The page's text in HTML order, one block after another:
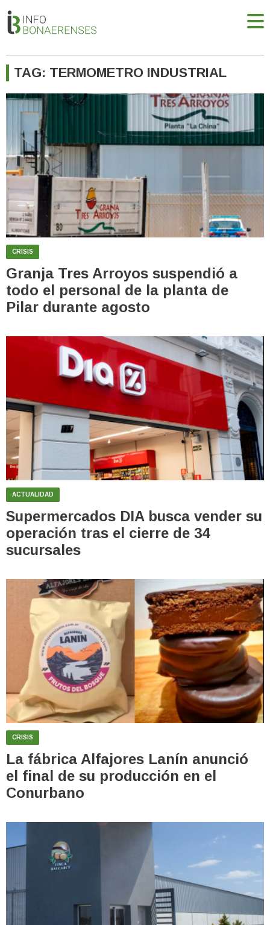
TAG: TERMOMETRO INDUSTRIAL
CRISIS
Granja Tres Arroyos suspendió a
todo el personal de la planta de
Pilar durante agosto
ACTUALIDAD
Supermercados DIA busca vender su
operación tras el cierre de 34
sucursales
CRISIS
La fábrica Alfajores Lanín anunció
el final de su producción en el
Conurbano